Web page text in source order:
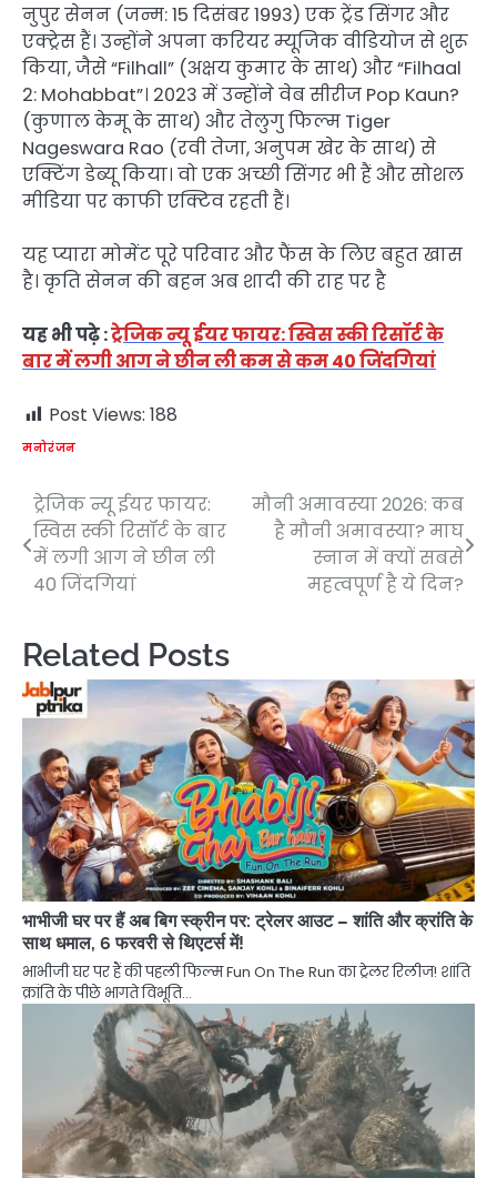
नुपुर सेनन (जन्म: 15 दिसंबर 1993) एक ट्रेंड सिंगर और
एक्ट्रेस हैं। उन्होंने अपना करियर म्यूजिक वीडियोज से शुरू
किया, जैसे “Filhall” (अक्षय कुमार के साथ) और “Filhaal
2: Mohabbat”। 2023 में उन्होंने वेब सीरीज Pop Kaun?
(कुणाल केमू के साथ) और तेलुगु फिल्म Tiger
Nageswara Rao (रवी तेजा, अनुपम खेर के साथ) से
एक्टिंग डेब्यू किया। वो एक अच्छी सिंगर भी हैं और सोशल
मीडिया पर काफी एक्टिव रहती हैं।
यह प्यारा मोमेंट पूरे परिवार और फैंस के लिए बहुत खास
है। कृति सेनन की बहन अब शादी की राह पर है
यह भी पढ़े :ट्रेजिक न्यू ईयर फायर: स्विस स्की रिसॉर्ट के
बार में लगी आग ने छीन ली कम से कम 40 जिंदगियां
Post Views: 188
मनोरंजन
Post
navigation
ट्रेजिक न्यू ईयर फायर:
स्विस स्की रिसॉर्ट के बार
में लगी आग ने छीन ली
40 जिंदगियां
मौनी अमावस्या 2026: कब
है मौनी अमावस्या? माघ
स्नान में क्यों सबसे
महत्वपूर्ण है ये दिन?
Related Posts
भाभीजी घर पर हैं अब बिग स्क्रीन पर: ट्रेलर आउट – शांति और क्रांति के
साथ धमाल, 6 फरवरी से थिएटर्स में!
भाभीजी घर पर हैं की पहली फिल्म Fun On The Run का ट्रेलर रिलीज! शांति
क्रांति के पीछे भागते विभूति…